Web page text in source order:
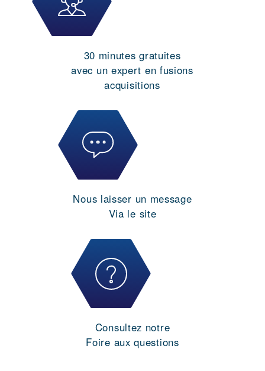
30 minutes gratuites
avec un expert en fusions
acquisitions
Nous laisser un message
Via le site
Consultez notre
Foire aux questions